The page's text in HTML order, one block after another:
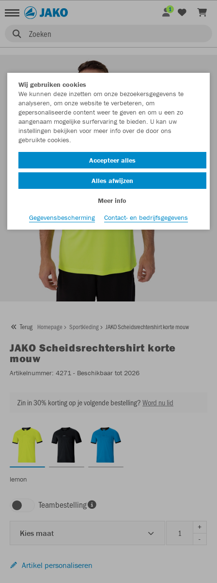
Zoeken
1
Terug Homepage Sportkleding JAKO Scheidsrechtershirt korte mouw
JAKO Scheidsrechtershirt korte
mouw
Artikelnummer: 4271 - Beschikbaar tot 2026
Zin in 30% korting op je volgende bestelling?Word nu lid
lemon
Teambestelling
Kies maat
+
-
Artikel personaliseren
Wij gebruiken cookies
We kunnen deze inzetten om onze bezoekersgegevens te
analyseren, om onze website te verbeteren, om
gepersonaliseerde content weer te geven en om u een zo
aangenaam mogelijke surfervaring te bieden. U kan uw
instellingen bekijken voor meer info over de door ons
gebruikte cookies.
Accepteer alles
Alles afwijzen
Meer info
Gegevensbescherming
Contact- en bedrijfsgegevens